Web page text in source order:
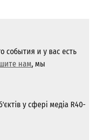
события и у вас есть
нам, мы
у сфері медіа R40-